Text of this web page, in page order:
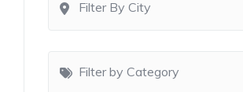
Filter By City
Filter by Category